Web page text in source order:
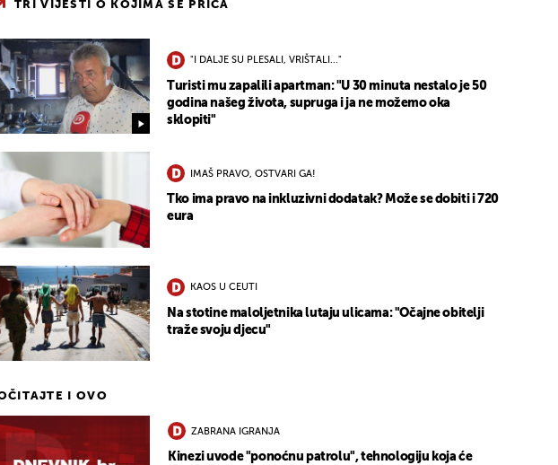
TRI VIJESTI O KOJIMA SE PRIČA
"I DALJE SU PLESALI, VRIŠTALI..."
Turisti mu zapalili apartman: "U 30 minuta nestalo je 50
godina našeg života, supruga i ja ne možemo oka
sklopiti"
IMAŠ PRAVO, OSTVARI GA!
Tko ima pravo na inkluzivni dodatak? Može se dobiti i 720
eura
KAOS U CEUTI
Na stotine maloljetnika lutaju ulicama: "Očajne obitelji
traže svoju djecu"
I OVO
ZABRANA IGRANJA
Kinezi uvode "ponoćnu patrolu", tehnologiju koja će